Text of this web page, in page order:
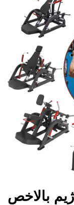
بالاخص